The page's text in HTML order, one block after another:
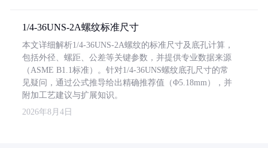
1/4-36UNS-2A螺纹标准尺寸
本文详细解析1/4-36UNS-2A螺纹的标准尺寸及底孔计算，
包括外径、螺距、公差等关键参数，并提供专业数据来源
（ASME B1.1标准）。针对1/4-36UNS螺纹底孔尺寸的常
见疑问，通过公式推导给出精确推荐值（Φ5.18mm），并
附加工艺建议与扩展知识。
2026年8月4日